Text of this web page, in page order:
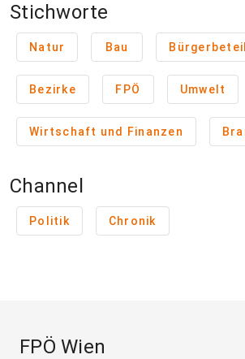
Stichworte
Natur Bau
Bezirke FPÖ Umwelt
Wirtschaft und Finanzen
Channel
Politik Chronik
FPÖ Wien